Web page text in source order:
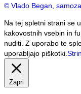
© Vlado Began,
Na tej spletni strani se
kakovostnih vsebin in
nuditi. Z uporabo te
uporabljajo piškotki.
Zapri